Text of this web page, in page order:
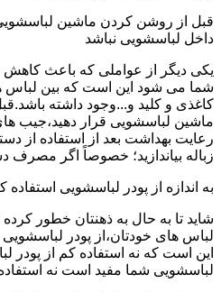
قبل از روشن کردن ماشین
داخل لباسشویی نباشد
یکی دیگر از عواملی که باعث
شما می شود این است که بین لباس
کاغذی و کلید و...وجود داشته
ماشین لباسشویی قرار دهید،جیب
رعایت بهداشت بعد از استفاده از
زباله بیاندازید؛ خصوصاً اگر مصرف
به اندازه از پودر لباسشویی استفاده
شاید تا به حال به ذهنتان خطور
لباس های خودتان،از پودر
این است که نه استفاده کم از پودر
لباسشویی شما مفید است نه استفاده